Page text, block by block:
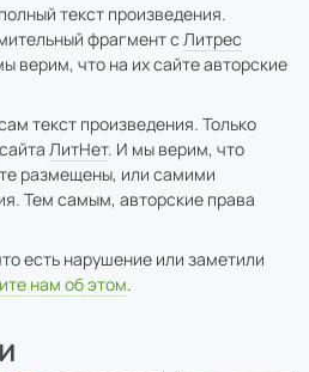
текст произведения.
фрагмент с Литрес
верим, что на их сайте авторские
текст произведения. Только
ЛитНет. И мы верим, что
размещены, или самими
Тем самым, авторские права
есть нарушение или заметили
нам об этом.